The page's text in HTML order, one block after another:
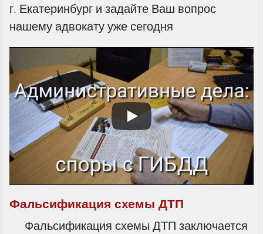
г. Екатеринбург и задайте Ваш вопрос
нашему адвокату уже сегодня
Фальсификация схемы ДТП
Фальсификация схемы ДТП заключается